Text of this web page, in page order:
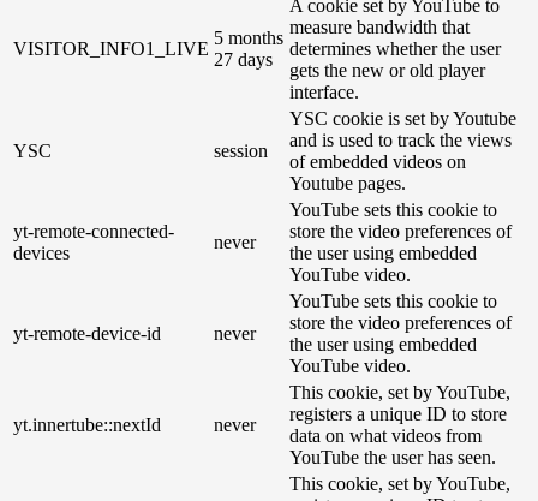
VISITOR_INFO1_LIVE
5 months
27 days
A cookie set by YouTube to
measure bandwidth that
determines whether the user
gets the new or old player
interface.
YSC session
YSC cookie is set by Youtube
and is used to track the views
of embedded videos on
Youtube pages.
yt-remote-connected-
devices
never
YouTube sets this cookie to
store the video preferences of
the user using embedded
YouTube video.
yt-remote-device-id never
YouTube sets this cookie to
store the video preferences of
the user using embedded
YouTube video.
yt.innertube::nextId never
This cookie, set by YouTube,
registers a unique ID to store
data on what videos from
YouTube the user has seen.
This cookie, set by YouTube,